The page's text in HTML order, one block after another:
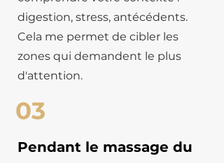
digestion, stress, antécédents.
Cela me permet de cibler les
zones qui demandent le plus
d'attention.
03
Pendant le massage du